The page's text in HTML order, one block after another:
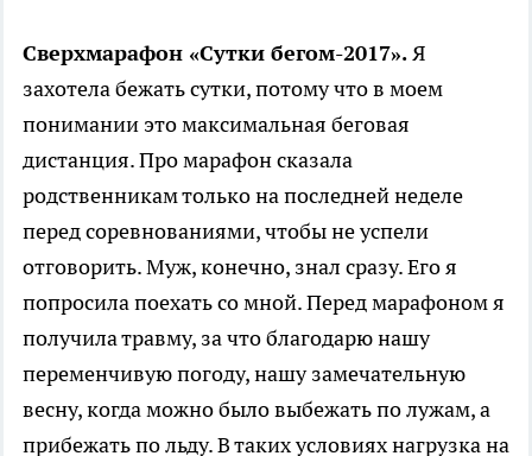
Сверхмарафон «Сутки бегом-2017».Я
захотела бежать сутки, потому что в моем
понимании это максимальная беговая
дистанция. Про марафон сказала
родственникам только на последней неделе
перед соревнованиями, чтобы не успели
отговорить. Муж, конечно, знал сразу. Его я
попросила поехать со мной. Перед марафоном я
получила травму, за что благодарю нашу
переменчивую погоду, нашу замечательную
весну, когда можно было выбежать по лужам, а
прибежать по льду. В таких условиях нагрузка на